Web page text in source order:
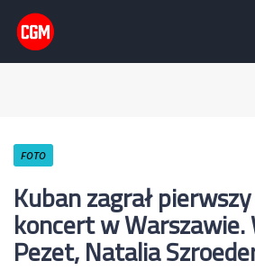
FOTO
Kuban zagrał
koncert w Warszawie.
Pezet, Natalia